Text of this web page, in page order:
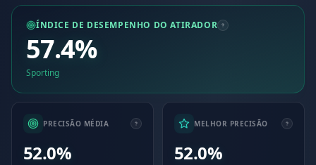
ÍNDICE DE DESEMPENHO DO ATIRADOR
57.4%
Sporting
PRECISÃO MÉDIA
52.0%
MELHOR PRECISÃO
52.0%